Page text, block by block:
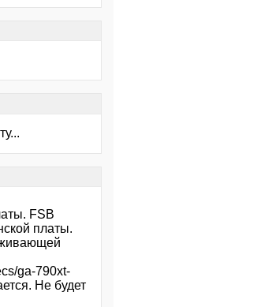
FSB
платы.
ga-790xt-
Не будет